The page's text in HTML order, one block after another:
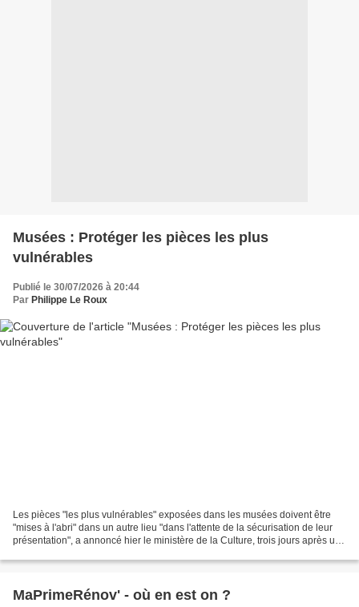
Musées : Protéger les pièces les plus
vulnérables
Publié le 30/07/2026 à 20:44
Par Philippe Le Roux
Les pièces "les plus vulnérables" exposées dans les musées doivent être
"mises à l'abri" dans un autre lieu "dans l'attente de la sécurisation de leur
présentation", a annoncé hier le ministère de la Culture, trois jours après un
MaPrimeRénov' - où en est on ?